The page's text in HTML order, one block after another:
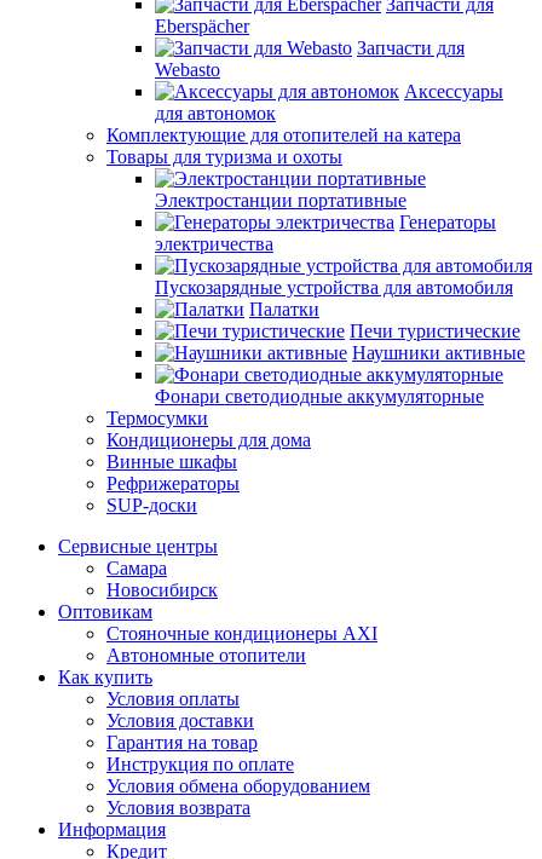
Запчасти для
Eberspächer
Запчасти для
Webasto
Аксессуары
для автономок
Комплектующие для отопителей на катера
Товары для туризма и охоты
Электростанции портативные
Генераторы
электричества
Пускозарядные устройства для автомобиля
Палатки
Печи туристические
Наушники активные
Фонари светодиодные аккумуляторные
Термосумки
Кондиционеры для дома
Винные шкафы
Рефрижераторы
SUP-доски
Сервисные центры
Самара
Новосибирск
Оптовикам
Стояночные кондиционеры AXI
Автономные отопители
Как купить
Условия оплаты
Условия доставки
Гарантия на товар
Инструкция по оплате
Условия обмена оборудованием
Условия возврата
Информация
Кредит